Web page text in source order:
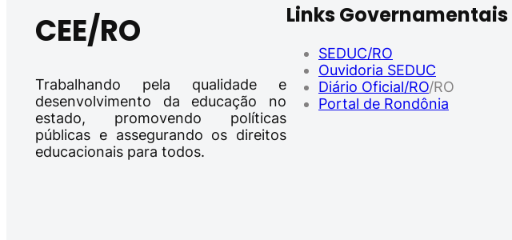
CEE/RO
Trabalhando pela qualidade e
desenvolvimento da educação no
estado, promovendo políticas
públicas e assegurando os direitos
educacionais para todos.
Links Governamentais
SEDUC/RO
Ouvidoria SEDUC
Diário Oficial/RO/RO
Portal de Rondônia